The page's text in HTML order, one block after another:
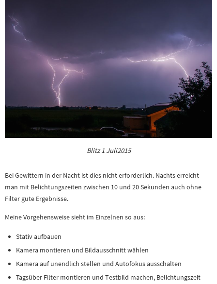
Blitz 1 Juli2015
Bei Gewittern in der Nacht ist dies nicht erforderlich. Nachts erreicht
man mit Belichtungszeiten zwischen 10 und 20 Sekunden auch ohne
Filter gute Ergebnisse.
Meine Vorgehensweise sieht im Einzelnen so aus:
Stativ aufbauen
Kamera montieren und Bildausschnitt wählen
Kamera auf unendlich stellen und Autofokus ausschalten
Tagsüber Filter montieren und Testbild machen, Belichtungszeit